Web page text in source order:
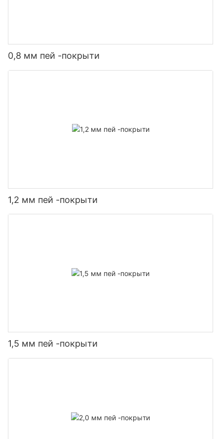
0,8 мм пей -покрыти
1,2 мм пей -покрыти
1,5 мм пей -покрыти